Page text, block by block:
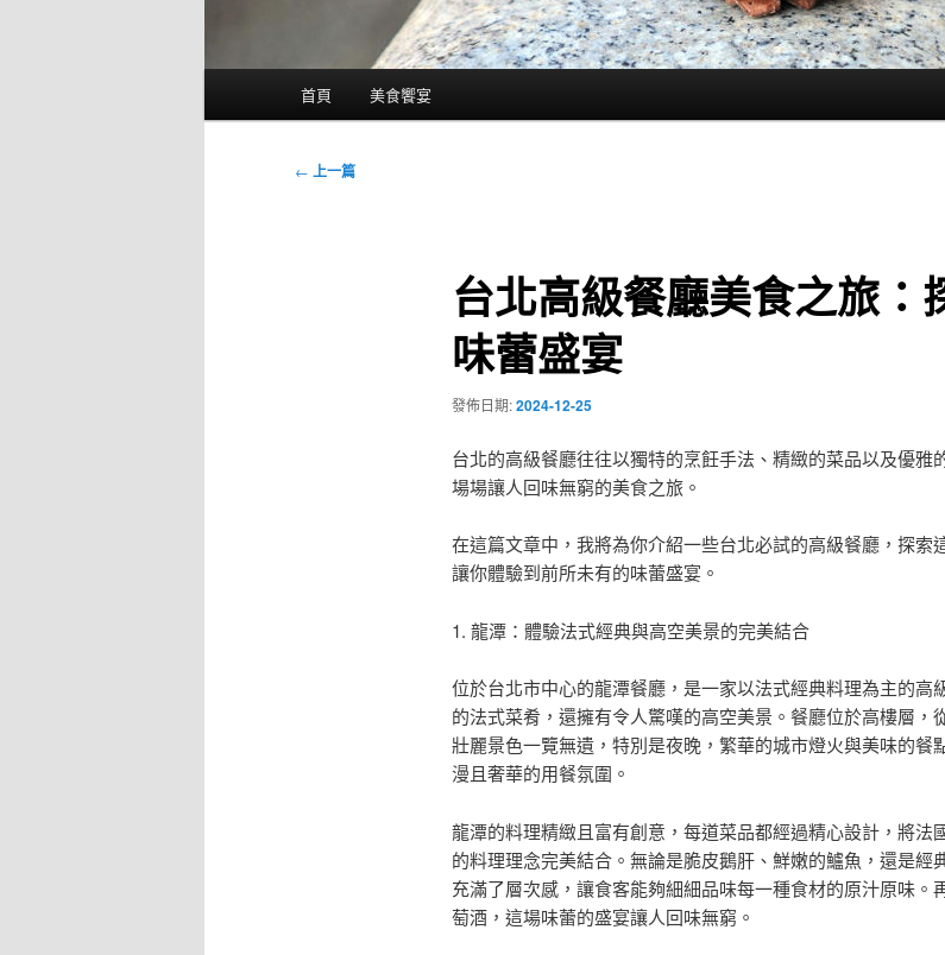
首頁 美食饗宴
文
← 上一篇
台北高級餐廳美食之旅：
味蕾盛宴
發佈日期:2024-12-25
台北的高級餐廳往往以獨特的烹飪手法、精緻的菜品以及優雅
場場讓人回味無窮的美食之旅。
在這篇文章中，我將為你介紹一些台北必試的高級餐廳，探索
讓你體驗到前所未有的味蕾盛宴。
1. 龍潭：體驗法式經典與高空美景的完美結合
位於台北市中心的龍潭餐廳，是一家以法式經典料理為主的高
的法式菜肴，還擁有令人驚嘆的高空美景。餐廳位於高樓層，
壯麗景色一覽無遺，特別是夜晚，繁華的城市燈火與美味的餐
漫且奢華的用餐氛圍。
龍潭的料理精緻且富有創意，每道菜品都經過精心設計，將法
的料理理念完美結合。無論是脆皮鵝肝、鮮嫩的鱸魚，還是經
充滿了層次感，讓食客能夠細細品味每一種食材的原汁原味。
萄酒，這場味蕾的盛宴讓人回味無窮。